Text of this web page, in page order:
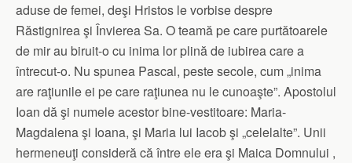
aduse de femei, deşi Hristos le vorbise despre
Răstignirea şi Învierea Sa. O teamă pe care purtătoarele
de mir au biruit-o cu inima lor plină de iubirea care a
întrecut-o. Nu spunea Pascal, peste secole, cum „inima
are raţiunile ei pe care raţiunea nu le cunoaşte”. Apostolul
Ioan dă şi numele acestor bine-vestitoare: Maria-
Magdalena şi Ioana, şi Maria lui Iacob şi „celelalte”. Unii
hermeneuţi consideră că între ele era şi Maica Domnului ,